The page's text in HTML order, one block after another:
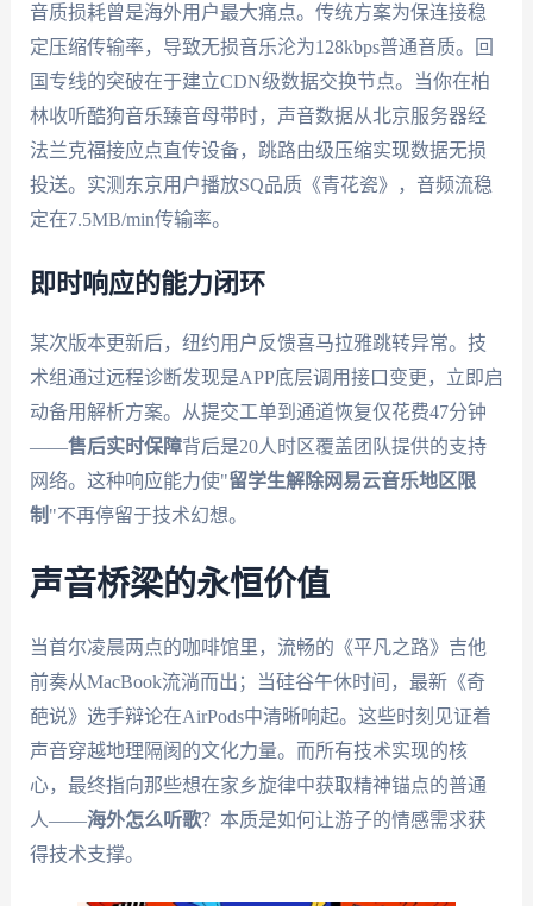
音质损耗曾是海外用户最大痛点。传统方案为保连接稳
定压缩传输率，导致无损音乐沦为128kbps普通音质。回
国专线的突破在于建立CDN级数据交换节点。当你在柏
林收听酷狗音乐臻音母带时，声音数据从北京服务器经
法兰克福接应点直传设备，跳路由级压缩实现数据无损
投送。实测东京用户播放SQ品质《青花瓷》，音频流稳
定在7.5MB/min传输率。
即时响应的能力闭环
某次版本更新后，纽约用户反馈喜马拉雅跳转异常。技
术组通过远程诊断发现是APP底层调用接口变更，立即启
动备用解析方案。从提交工单到通道恢复仅花费47分钟
——售后实时保障背后是20人时区覆盖团队提供的支持
网络。这种响应能力使"留学生解除网易云音乐地区限
制 "不再停留于技术幻想。
声音桥梁的永恒价值
当首尔凌晨两点的咖啡馆里，流畅的《平凡之路》吉他
前奏从MacBook流淌而出；当硅谷午休时间，最新《奇
葩说》选手辩论在AirPods中清晰响起。这些时刻见证着
声音穿越地理隔阂的文化力量。而所有技术实现的核
心，最终指向那些想在家乡旋律中获取精神锚点的普通
人——海外怎么听歌？本质是如何让游子的情感需求获
得技术支撑。